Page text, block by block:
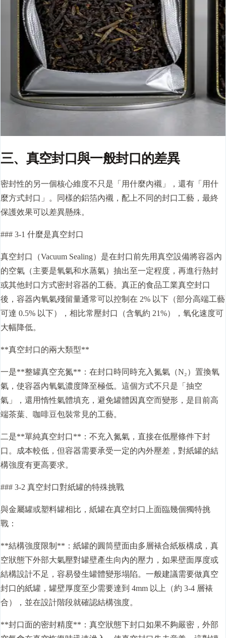
三、真空封口與一般封口的差異
密封性的另一個核心維度不只是「用什麼內襯」，還有「用什
麼方式封口」。同樣的鋁箔內襯，配上不同的封口工藝，最終
保護效果可以差異懸殊。
### 3-1 什麼是真空封口
真空封口（Vacuum Sealing）是在封口前先用真空設備將容器內
的空氣（主要是氧氣和水蒸氣）抽出至一定程度，再進行熱封
或其他封口方式密封容器的工藝。真正的食品工業真空封口
後，容器內氧氣殘留量通常可以控制在 2% 以下（部分高端工藝
可達 0.5% 以下），相比常壓封口（含氧約 21%），氧化速度可
大幅降低。
**真空封口的兩大類型**
一是**整罐真空充氮**：在封口時同時充入氮氣（N₂）置換氧
氣，使容器內氧氣濃度降至極低。這個方式不只是「抽空
氣」，還用惰性氣體填充，避免罐體因真空而變形，是目前高
端茶葉、咖啡豆包裝常見的工藝。
二是**單純真空封口**：不充入氮氣，直接在低壓條件下封
口。成本較低，但容器需要承受一定的內外壓差，對紙罐的結
構強度有更高要求。
### 3-2 真空封口對紙罐的特殊挑戰
與金屬罐或塑料罐相比，紙罐在真空封口上面臨幾個獨特挑
戰：
**結構強度限制**：紙罐的圓筒壁面由多層裱合紙板構成，真
空狀態下外部大氣壓對罐壁產生向內的壓力，如果壁面厚度或
結構設計不足，容易發生罐體變形塌陷。一般建議需要做真空
封口的紙罐，罐壁厚度至少需要達到 4mm 以上（約 3-4 層裱
合），並在設計階段就確認結構強度。
**封口面的密封精度**：真空狀態下封口如果不夠嚴密，外部